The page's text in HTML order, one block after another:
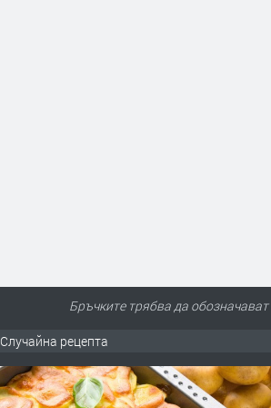
Бръчките трябва да
Случайна рецепта